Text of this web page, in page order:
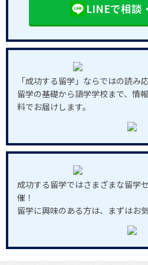
LINEで相談
「成功する留学」ならではの読み
留学の基礎から語学学校まで、情
料でお届けします。
成功する留学ではさまざまな留学
催！
留学に興味のある方は、まずはお